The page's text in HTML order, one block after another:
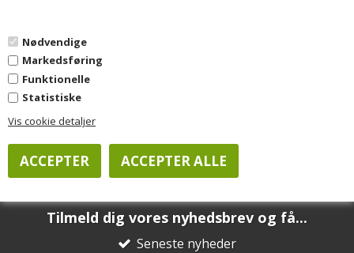
Nødvendige
Markedsføring
Funktionelle
Statistiske
Vis cookie detaljer
Ingen varer fundet
Tilmeld dig vores nyhedsbrev og få...
Seneste nyheder